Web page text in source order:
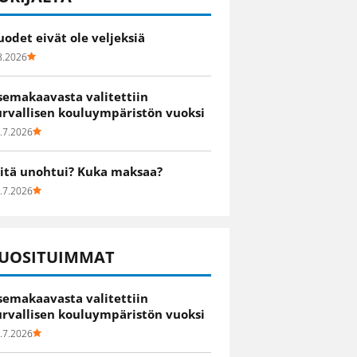
eivät ole veljeksiä
valitettiin
kouluympäristön vuoksi
unohtui? Kuka maksaa?
valitettiin
kouluympäristön vuoksi